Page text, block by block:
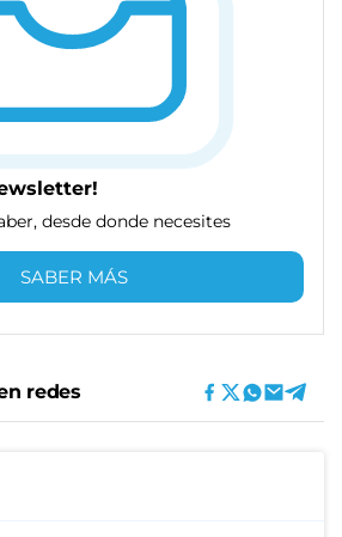
desde donde necesites
SABER MÁS
redes